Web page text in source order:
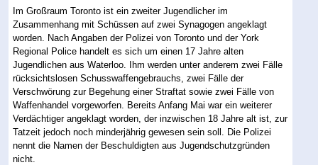
Im Großraum Toronto ist ein zweiter Jugendlicher im
Zusammenhang mit Schüssen auf zwei Synagogen angeklagt
worden. Nach Angaben der Polizei von Toronto und der York
Regional Police handelt es sich um einen 17 Jahre alten
Jugendlichen aus Waterloo. Ihm werden unter anderem zwei Fälle
rücksichtslosen Schusswaffengebrauchs, zwei Fälle der
Verschwörung zur Begehung einer Straftat sowie zwei Fälle von
Waffenhandel vorgeworfen. Bereits Anfang Mai war ein weiterer
Verdächtiger angeklagt worden, der inzwischen 18 Jahre alt ist, zur
Tatzeit jedoch noch minderjährig gewesen sein soll. Die Polizei
nennt die Namen der Beschuldigten aus Jugendschutzgründen
nicht.